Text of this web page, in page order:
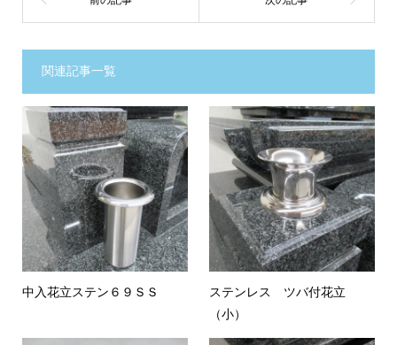
関連記事一覧
中入花立ステン６９ＳＳ
ステンレス ツバ付花立
（小）